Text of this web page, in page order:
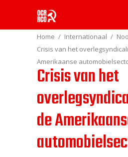
Home Internationaal
Crisis van het
Amerikaanse
Crisis van het
de